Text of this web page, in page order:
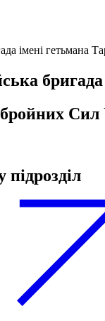
Сил
підрозділ